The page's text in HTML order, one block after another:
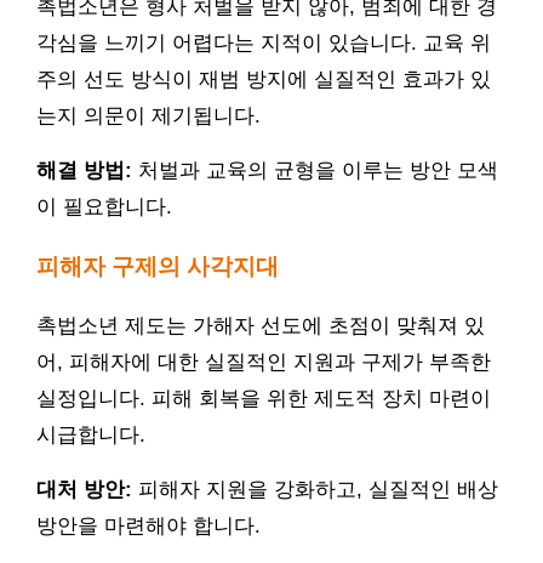
촉법소년은 형사 처벌을 받지 않아, 범죄에 대한 경
각심을 느끼기 어렵다는 지적이 있습니다. 교육 위
주의 선도 방식이 재범 방지에 실질적인 효과가 있
는지 의문이 제기됩니다.
해결 방법: 처벌과 교육의 균형을 이루는 방안 모색
이 필요합니다.
피해자 구제의 사각지대
촉법소년 제도는 가해자 선도에 초점이 맞춰져 있
어, 피해자에 대한 실질적인 지원과 구제가 부족한
실정입니다. 피해 회복을 위한 제도적 장치 마련이
시급합니다.
대처 방안: 피해자 지원을 강화하고, 실질적인 배상
방안을 마련해야 합니다.